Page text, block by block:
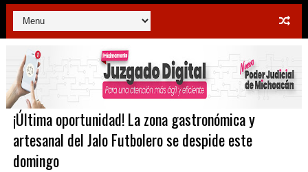
¡Última oportunidad! La zona gastronómica y
artesanal del Jalo Futbolero se despide este
domingo